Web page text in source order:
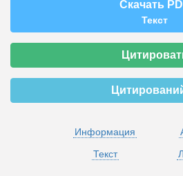
Скачать
Текст
Информация
Текст